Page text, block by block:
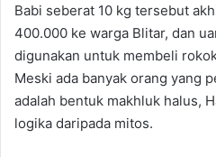
Babi seberat 10 kg tersebut
400.000 ke warga Blitar, dan
digunakan untuk membeli
Meski ada banyak orang yang
adalah bentuk makhluk halus,
logika daripada mitos.